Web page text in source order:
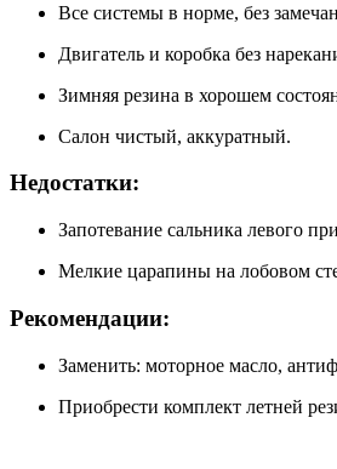
Все системы в норме, без
Двигатель и коробка без
Зимняя резина в хорошем
Салон чистый, аккуратный.
Недостатки:
Запотевание сальника левого
Мелкие царапины на лобовом
Рекомендации:
Заменить: моторное масло,
Приобрести комплект летней